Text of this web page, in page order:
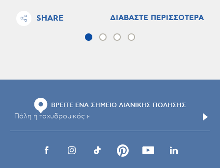
SHARE ΔΙΑΒΑΣΤΕ ΠΕΡΙΣΣΟΤΕΡΑ
ΒΡΕΙΤΕ ΕΝΑ ΣΗΜΕΙΟ ΛΙΑΝΙΚΗΣ ΠΩΛΗΣΗΣ